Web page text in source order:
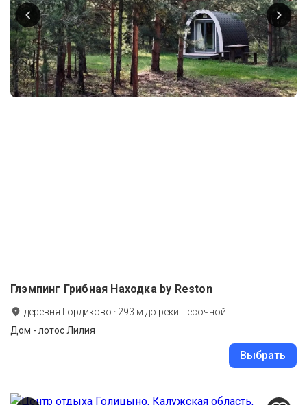
Глэмпинг Грибная Находка by Reston
деревня Гордиково · 293 м до реки Песочной
Дом - лотос Лилия
Выбрать